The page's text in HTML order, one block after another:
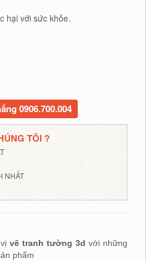
hại với sức khỏe.
0906.700.004
TÔI ?
NHẤT
vẽ tranh tường 3d với những
phẩm